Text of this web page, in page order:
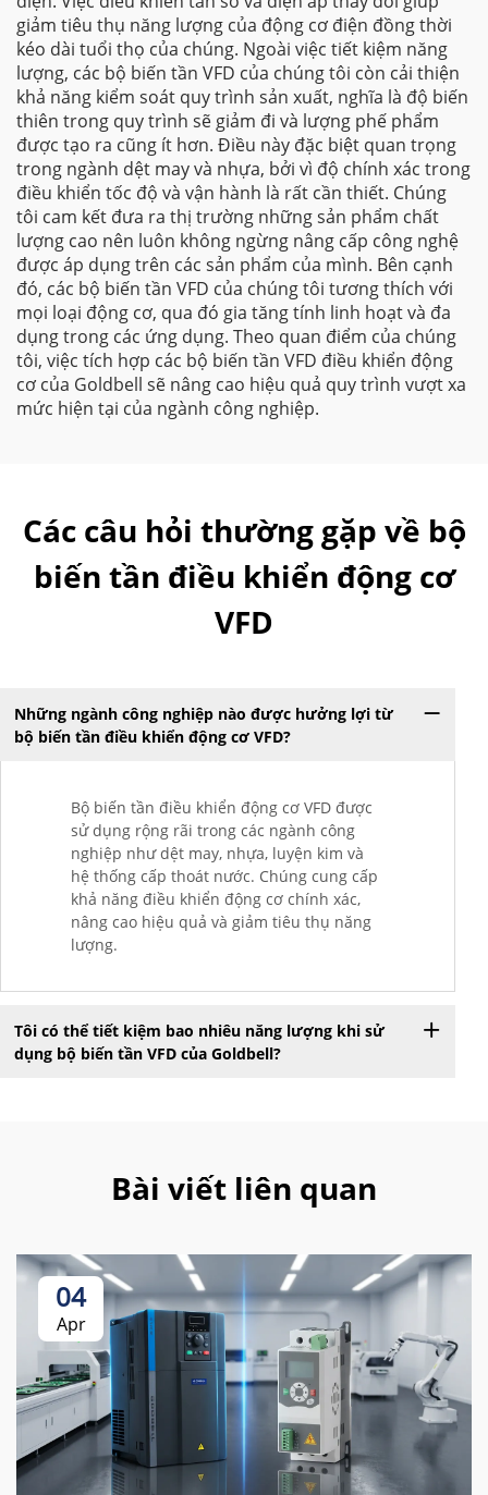
giảm tiêu thụ năng lượng của động cơ điện đồng thời
kéo dài tuổi thọ của chúng. Ngoài việc tiết kiệm năng
lượng, các bộ biến tần VFD của chúng tôi còn cải thiện
khả năng kiểm soát quy trình sản xuất, nghĩa là độ biến
thiên trong quy trình sẽ giảm đi và lượng phế phẩm
được tạo ra cũng ít hơn. Điều này đặc biệt quan trọng
trong ngành dệt may và nhựa, bởi vì độ chính xác trong
điều khiển tốc độ và vận hành là rất cần thiết. Chúng
tôi cam kết đưa ra thị trường những sản phẩm chất
lượng cao nên luôn không ngừng nâng cấp công nghệ
được áp dụng trên các sản phẩm của mình. Bên cạnh
đó, các bộ biến tần VFD của chúng tôi tương thích với
mọi loại động cơ, qua đó gia tăng tính linh hoạt và đa
dụng trong các ứng dụng. Theo quan điểm của chúng
tôi, việc tích hợp các bộ biến tần VFD điều khiển động
cơ của Goldbell sẽ nâng cao hiệu quả quy trình vượt xa
mức hiện tại của ngành công nghiệp.
Các câu hỏi thường gặp về bộ
biến tần điều khiển động cơ
VFD
Những ngành công nghiệp nào được hưởng lợi từ
bộ biến tần điều khiển động cơ VFD?
Bộ biến tần điều khiển động cơ VFD được
sử dụng rộng rãi trong các ngành công
nghiệp như dệt may, nhựa, luyện kim và
hệ thống cấp thoát nước. Chúng cung cấp
khả năng điều khiển động cơ chính xác,
nâng cao hiệu quả và giảm tiêu thụ năng
lượng.
Tôi có thể tiết kiệm bao nhiêu năng lượng khi sử
dụng bộ biến tần VFD của Goldbell?
Bài viết liên quan
04
Apr